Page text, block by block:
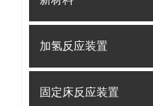
加氢反应装置
固定床反应装置